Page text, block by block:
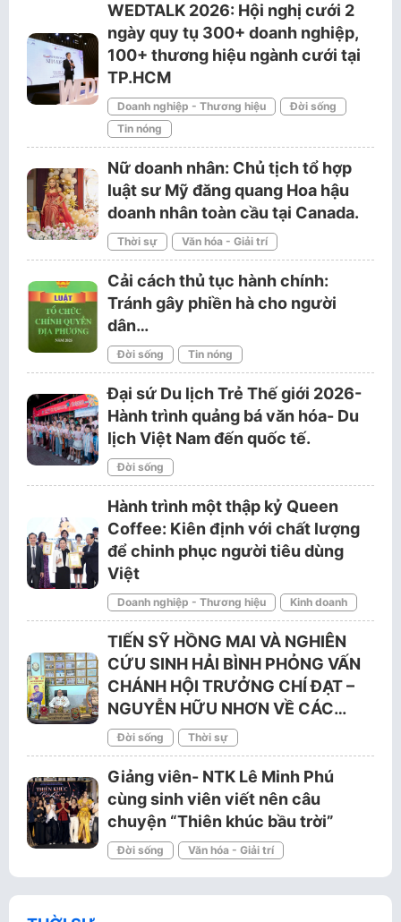
WEDTALK 2026: Hội nghị cưới 2
ngày quy tụ 300+ doanh nghiệp,
100+ thương hiệu ngành cưới tại
TP.HCM
Doanh nghiệp - Thương hiệu
Đời sống
Tin nóng
Nữ doanh nhân: Chủ tịch tổ hợp
luật sư Mỹ đăng quang Hoa hậu
doanh nhân toàn cầu tại Canada.
Thời sự Văn hóa - Giải trí
Cải cách thủ tục hành chính:
Tránh gây phiền hà cho người
dân…
Đời sống Tin nóng
Đại sứ Du lịch Trẻ Thế giới 2026-
Hành trình quảng bá văn hóa- Du
lịch Việt Nam đến quốc tế.
Đời sống
Hành trình một thập kỷ Queen
Coffee: Kiên định với chất lượng
để chinh phục người tiêu dùng
Việt
Doanh nghiệp - Thương hiệu Kinh doanh
TIẾN SỸ HỒNG MAI VÀ NGHIÊN
CỨU SINH HẢI BÌNH PHỎNG VẤN
CHÁNH HỘI TRƯỞNG CHÍ ĐẠT –
NGUYỄN HỮU NHƠN VỀ CÁC…
Đời sống Thời sự
Giảng viên- NTK Lê Minh Phú
cùng sinh viên viết nên câu
chuyện “Thiên khúc bầu trời”
Đời sống Văn hóa - Giải trí